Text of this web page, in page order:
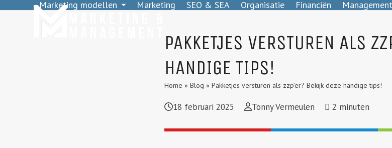
Marketing modellen Marketing SEO & SEA Organisatie Financiën Management
PAKKETJES VERSTUREN ALS
HANDIGE TIPS!
Home »Blog »Pakketjes versturen als zzp’er? Bekijk deze handige tips!
18 februari 2025 Tonny Vermeulen 2 minuten